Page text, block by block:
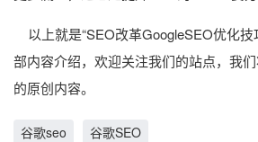
以上就是“SEO改革GoogleSEO优化技
部内容介绍，欢迎关注我们的站点，我
的原创内容。
谷歌seo 谷歌SEO